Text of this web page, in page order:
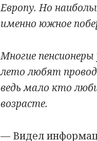
Европу. Но
именно южное
Многие
лето любят
ведь мало кто
возрасте.
— Видел